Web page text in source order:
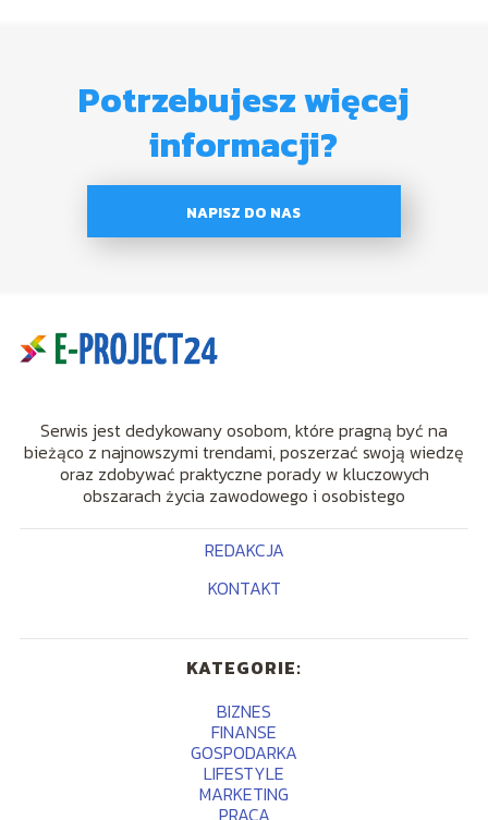
Potrzebujesz więcej
informacji?
NAPISZ DO NAS
Serwis jest dedykowany osobom, które pragną być na
bieżąco z najnowszymi trendami, poszerzać swoją wiedzę
oraz zdobywać praktyczne porady w kluczowych
obszarach życia zawodowego i osobistego
REDAKCJA
KONTAKT
KATEGORIE:
BIZNES
FINANSE
GOSPODARKA
LIFESTYLE
MARKETING